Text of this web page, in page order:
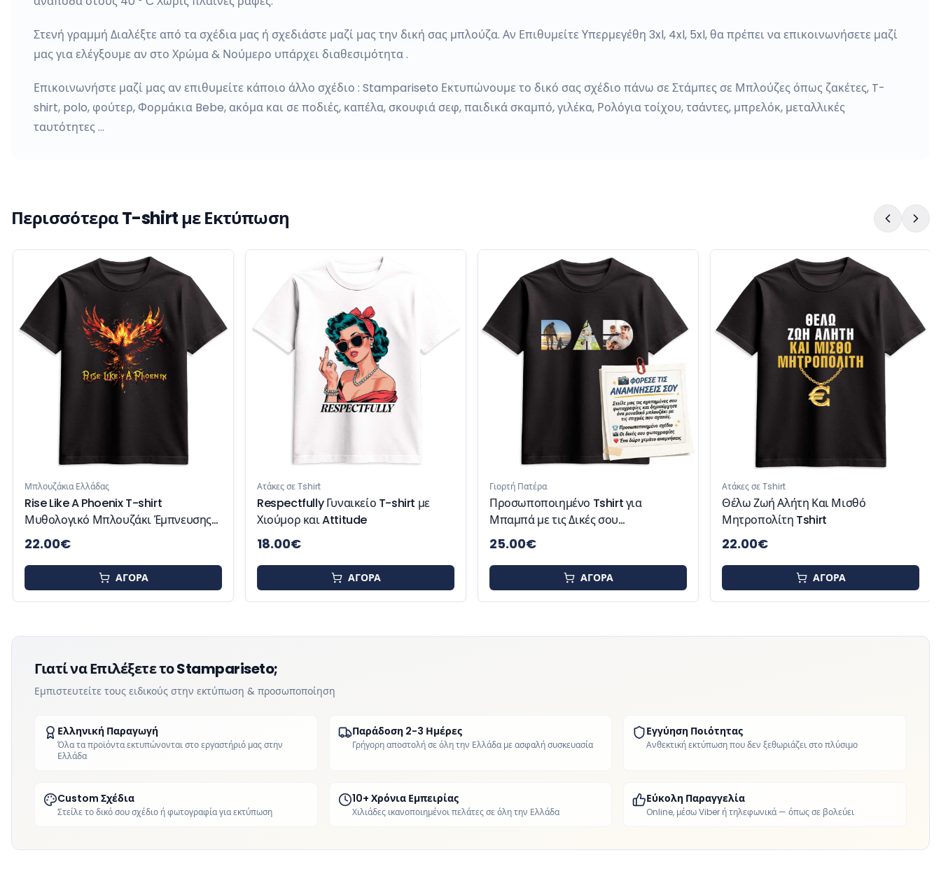
Στενή γραμμή Διαλέξτε από τα σχέδια μας ή σχεδιάστε μαζί μας την δική σας μπλούζα. Αν Επιθυμείτε Υπερμεγέθη 3xl, 4xl, 5xl, θα πρέπει να επικοινωνήσετε μαζί
μας για ελέγξουμε αν στο Χρώμα & Νούμερο υπάρχει διαθεσιμότητα .
Επικοινωνήστε μαζί μας αν επιθυμείτε κάποιο άλλο σχέδιο : Stampariseto Εκτυπώνουμε το δικό σας σχέδιο πάνω σε Στάμπες σε Μπλούζες όπως ζακέτες, T-
shirt, polo, φούτερ, Φορμάκια Bebe, ακόμα και σε ποδιές, καπέλα, σκουφιά σεφ, παιδικά σκαμπό, γιλέκα, Ρολόγια τοίχου, τσάντες, μπρελόκ, μεταλλικές
ταυτότητες …
Περισσότερα T-shirt με Εκτύπωση
Μπλουζάκια Ελλάδας
Rise Like A Phoenix T-shirt
Μυθολογικό Μπλουζάκι Έμπνευσης
και Δύναμης
22.00€
ΑΓΟΡΑ
Ατάκες σε Tshirt
Respectfully Γυναικείο T-shirt με
Χιούμορ και Attitude
18.00€
ΑΓΟΡΑ
Γιορτή Πατέρα
Προσωποποιημένο Tshirt για
Μπαμπά με τις Δικές σου
Φωτογραφίες
25.00€
ΑΓΟΡΑ
Ατάκες σε Tshirt
Θέλω Ζωή Αλήτη Και Μισθό
Μητροπολίτη Tshirt
22.00€
ΑΓΟΡΑ
Γιατί να Επιλέξετε το Stampariseto;
Εμπιστευτείτε τους ειδικούς στην εκτύπωση & προσωποποίηση
Ελληνική Παραγωγή
Όλα τα προϊόντα εκτυπώνονται στο εργαστήριό μας στην
Ελλάδα
Παράδοση 2-3 Ημέρες
Γρήγορη αποστολή σε όλη την Ελλάδα με ασφαλή συσκευασία
Εγγύηση Ποιότητας
Ανθεκτική εκτύπωση που δεν ξεθωριάζει στο πλύσιμο
Custom Σχέδια
Στείλε το δικό σου σχέδιο ή φωτογραφία για εκτύπωση
10+ Χρόνια Εμπειρίας
Χιλιάδες ικανοποιημένοι πελάτες σε όλη την Ελλάδα
Εύκολη Παραγγελία
Online, μέσω Viber ή τηλεφωνικά — όπως σε βολεύει